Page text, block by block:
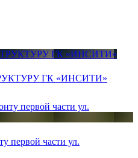
ГК «ИНСИТИ»
первой части ул.